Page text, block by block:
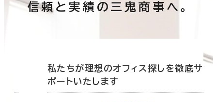
信頼と実績の三鬼商事へ。
私たちが理想のオフィス探しを徹底サ
ポートいたします